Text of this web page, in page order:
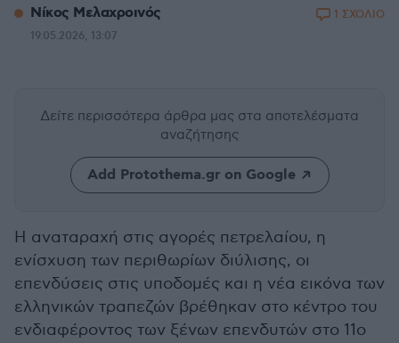
Νίκος Μελαχροινός
19.05.2026, 13:07
1 ΣΧΟΛΙΟ
Δείτε περισσότερα άρθρα μας στα αποτελέσματα
αναζήτησης
Add Protothema.gr on Google
Η αναταραχή στις αγορές πετρελαίου, η
ενίσχυση των περιθωρίων διύλισης, οι
επενδύσεις στις υποδομές και η νέα εικόνα των
ελληνικών τραπεζών βρέθηκαν στο κέντρο του
ενδιαφέροντος των ξένων επενδυτών στο 11ο